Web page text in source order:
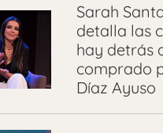
Sarah
detalla las
hay detrás
comprado
Díaz Ayuso